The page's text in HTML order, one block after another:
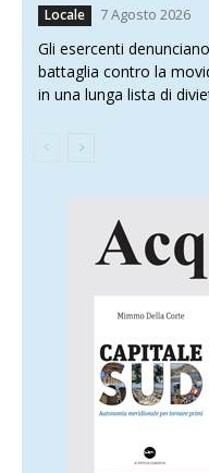
Locale 7 Agosto 2026
Gli esercenti
battaglia contro la
in una lunga lista di